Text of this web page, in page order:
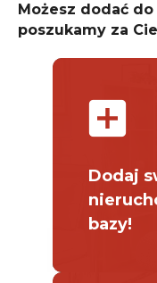
Możesz dodać
poszukamy za
add_box
Dodaj
bazy!